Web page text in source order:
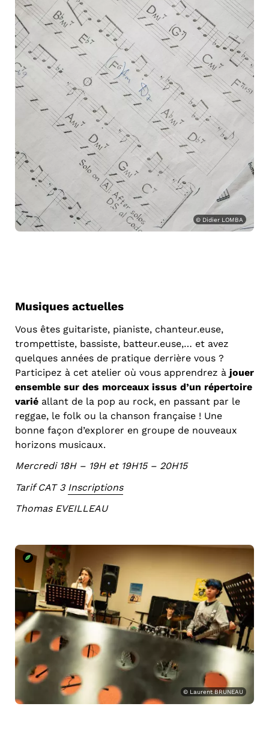
© Didier LOMBA
Musiques actuelles
Vous êtes guitariste, pianiste, chanteur.euse,
trompettiste, bassiste, batteur.euse,… et avez
quelques années de pratique derrière vous ?
Participez à cet atelier où vous apprendrez à jouer
ensemble sur des morceaux issus d’un répertoire
varié allant de la pop au rock, en passant par le
reggae, le folk ou la chanson française ! Une
bonne façon d’explorer en groupe de nouveaux
horizons musicaux.
Mercredi 18H – 19H et 19H15 – 20H15
Tarif CAT 3 Inscriptions
Thomas EVEILLEAU
© Laurent BRUNEAU